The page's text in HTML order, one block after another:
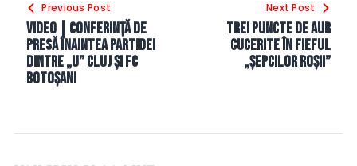
în
articole
Previous Post
VIDEO | Conferință de
presă înaintea partidei
dintre „U” Cluj și FC
Botoșani
Next Post
Trei puncte de aur
cucerite în fieful
„Șepcilor Roșii”